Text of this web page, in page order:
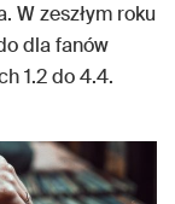
W zeszłym roku
dla fanów
1.2 do 4.4.